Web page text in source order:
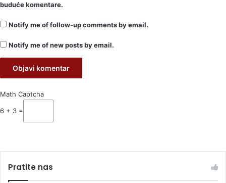
buduće komentare.
Notify me of follow-up comments by email.
Notify me of new posts by email.
Math Captcha
6 + 3 =
Pratite nas